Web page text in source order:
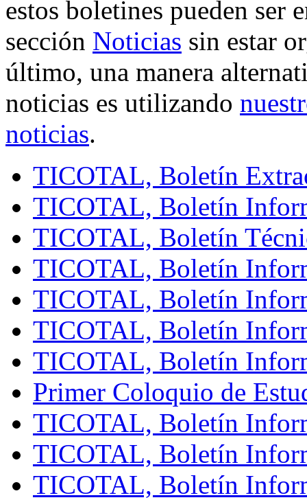
estos boletines pueden ser
sección Noticias sin estar
último, una manera
noticias es utilizando
noticias.
TICOTAL, Boletín
TICOTAL, Boletín
TICOTAL, Boletín
TICOTAL, Boletín
TICOTAL, Boletín
TICOTAL, Boletín
TICOTAL, Boletín
Primer Coloquio de
TICOTAL, Boletín
TICOTAL, Boletín
TICOTAL, Boletín